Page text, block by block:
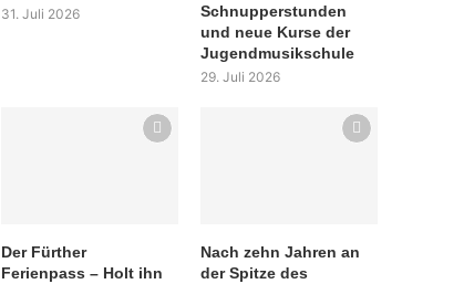
31. Juli 2026
Schnupperstunden
und neue Kurse der
Jugendmusikschule
29. Juli 2026
Der Fürther
Ferienpass – Holt ihn
Nach zehn Jahren an
der Spitze des